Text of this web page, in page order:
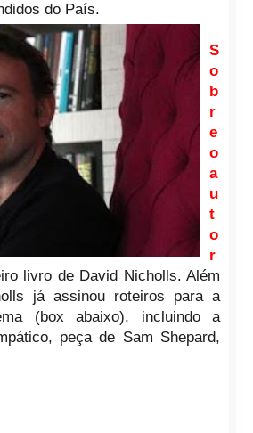
do País.
S
o
b
r
e
o
a
u
t
o
r
livro de David Nicholls. Além
já assinou roteiros para a
(box abaixo), incluindo a
peça de Sam Shepard,